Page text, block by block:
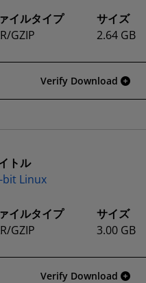
イルタイプ
GZIP
サイズ
2.64 GB
Verify Download 32-
トル
bit Linux
イルタイプ
GZIP
サイズ
3.00 GB
Verify Download 64-